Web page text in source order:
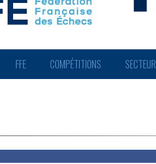
FFE COMPÉTITIONS